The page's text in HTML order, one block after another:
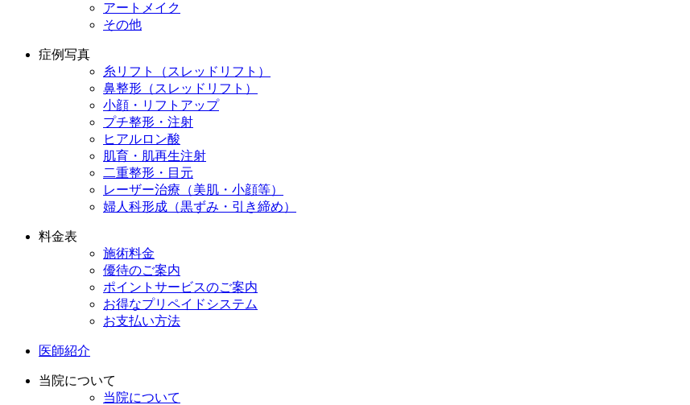
アートメイク
その他
症例写真
糸リフト（スレッドリフト）
鼻整形（スレッドリフト）
小顔・リフトアップ
プチ整形・注射
ヒアルロン酸
肌育・肌再生注射
二重整形・目元
レーザー治療（美肌・小顔等）
婦人科形成（黒ずみ・引き締め）
料金表
施術料金
優待のご案内
ポイントサービスのご案内
お得なプリペイドシステム
お支払い方法
医師紹介
当院について
当院について